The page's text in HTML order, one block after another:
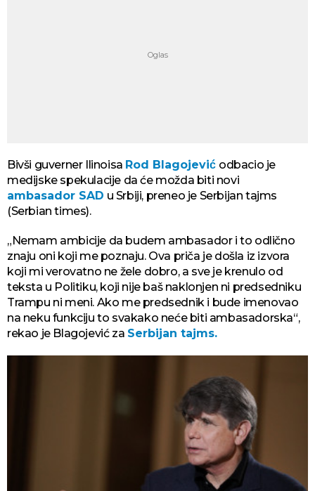
Bivši guverner Ilinoisa Rod Blagojević odbacio je
medijske spekulacije da će možda biti novi
ambasador SAD u Srbiji, preneo je Serbijan tajms
(Serbian times).
„Nemam ambicije da budem ambasador i to odlično
znaju oni koji me poznaju. Ova priča je došla iz izvora
koji mi verovatno ne žele dobro, a sve je krenulo od
teksta u Politiku, koji nije baš naklonjen ni predsedniku
Trampu ni meni. Ako me predsednik i bude imenovao
na neku funkciju to svakako neće biti ambasadorska“,
rekao je Blagojević za Serbijan tajms.